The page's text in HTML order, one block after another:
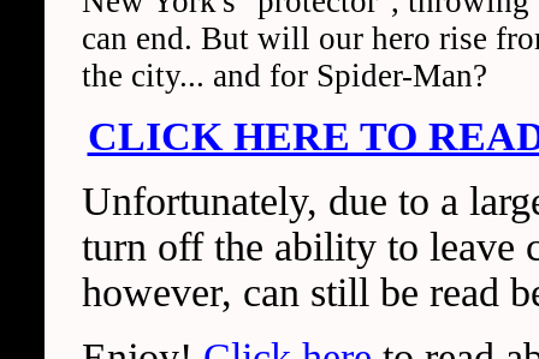
can end. But will our hero rise
the city... and for Spider-Man?
CLICK HERE TO
Unfortunately, due to a
turn off the ability to leave
however, can still be read